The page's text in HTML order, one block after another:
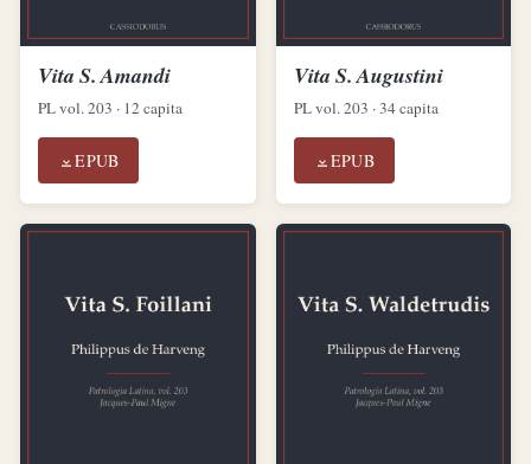
Vita S. Amandi
PL vol. 203 · 12 capita
EPUB
Vita S. Augustini
PL vol. 203 · 34 capita
EPUB